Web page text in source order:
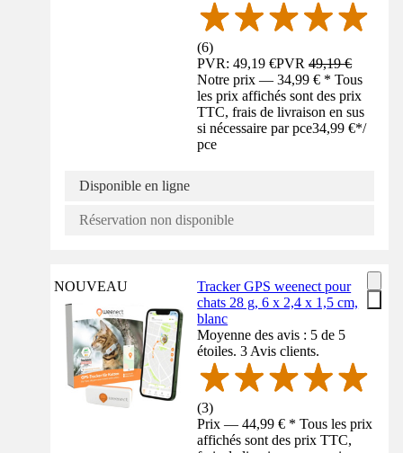
(6)
PVR: 49,19 €PVR49,19 €
Notre prix — 34,99 € * Tous
les prix affichés sont des prix
TTC, frais de livraison en sus
si nécessaire par pce34,99 €*/
pce
Disponible en ligne
Réservation non disponible
NOUVEAU
Tracker GPS weenect pour
chats 28 g, 6 x 2,4 x 1,5 cm,
blanc
Moyenne des avis : 5 de 5
étoiles. 3 Avis clients.
(3)
Prix — 44,99 € * Tous les prix
affichés sont des prix TTC,